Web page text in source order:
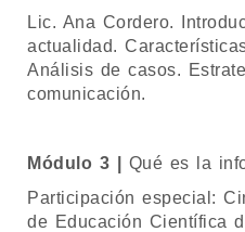
Lic. Ana Cordero.
actualidad.
Análisis de casos.
comunicación.
Módulo 3 |
Qué es la
Participación especial:
de Educación Científica